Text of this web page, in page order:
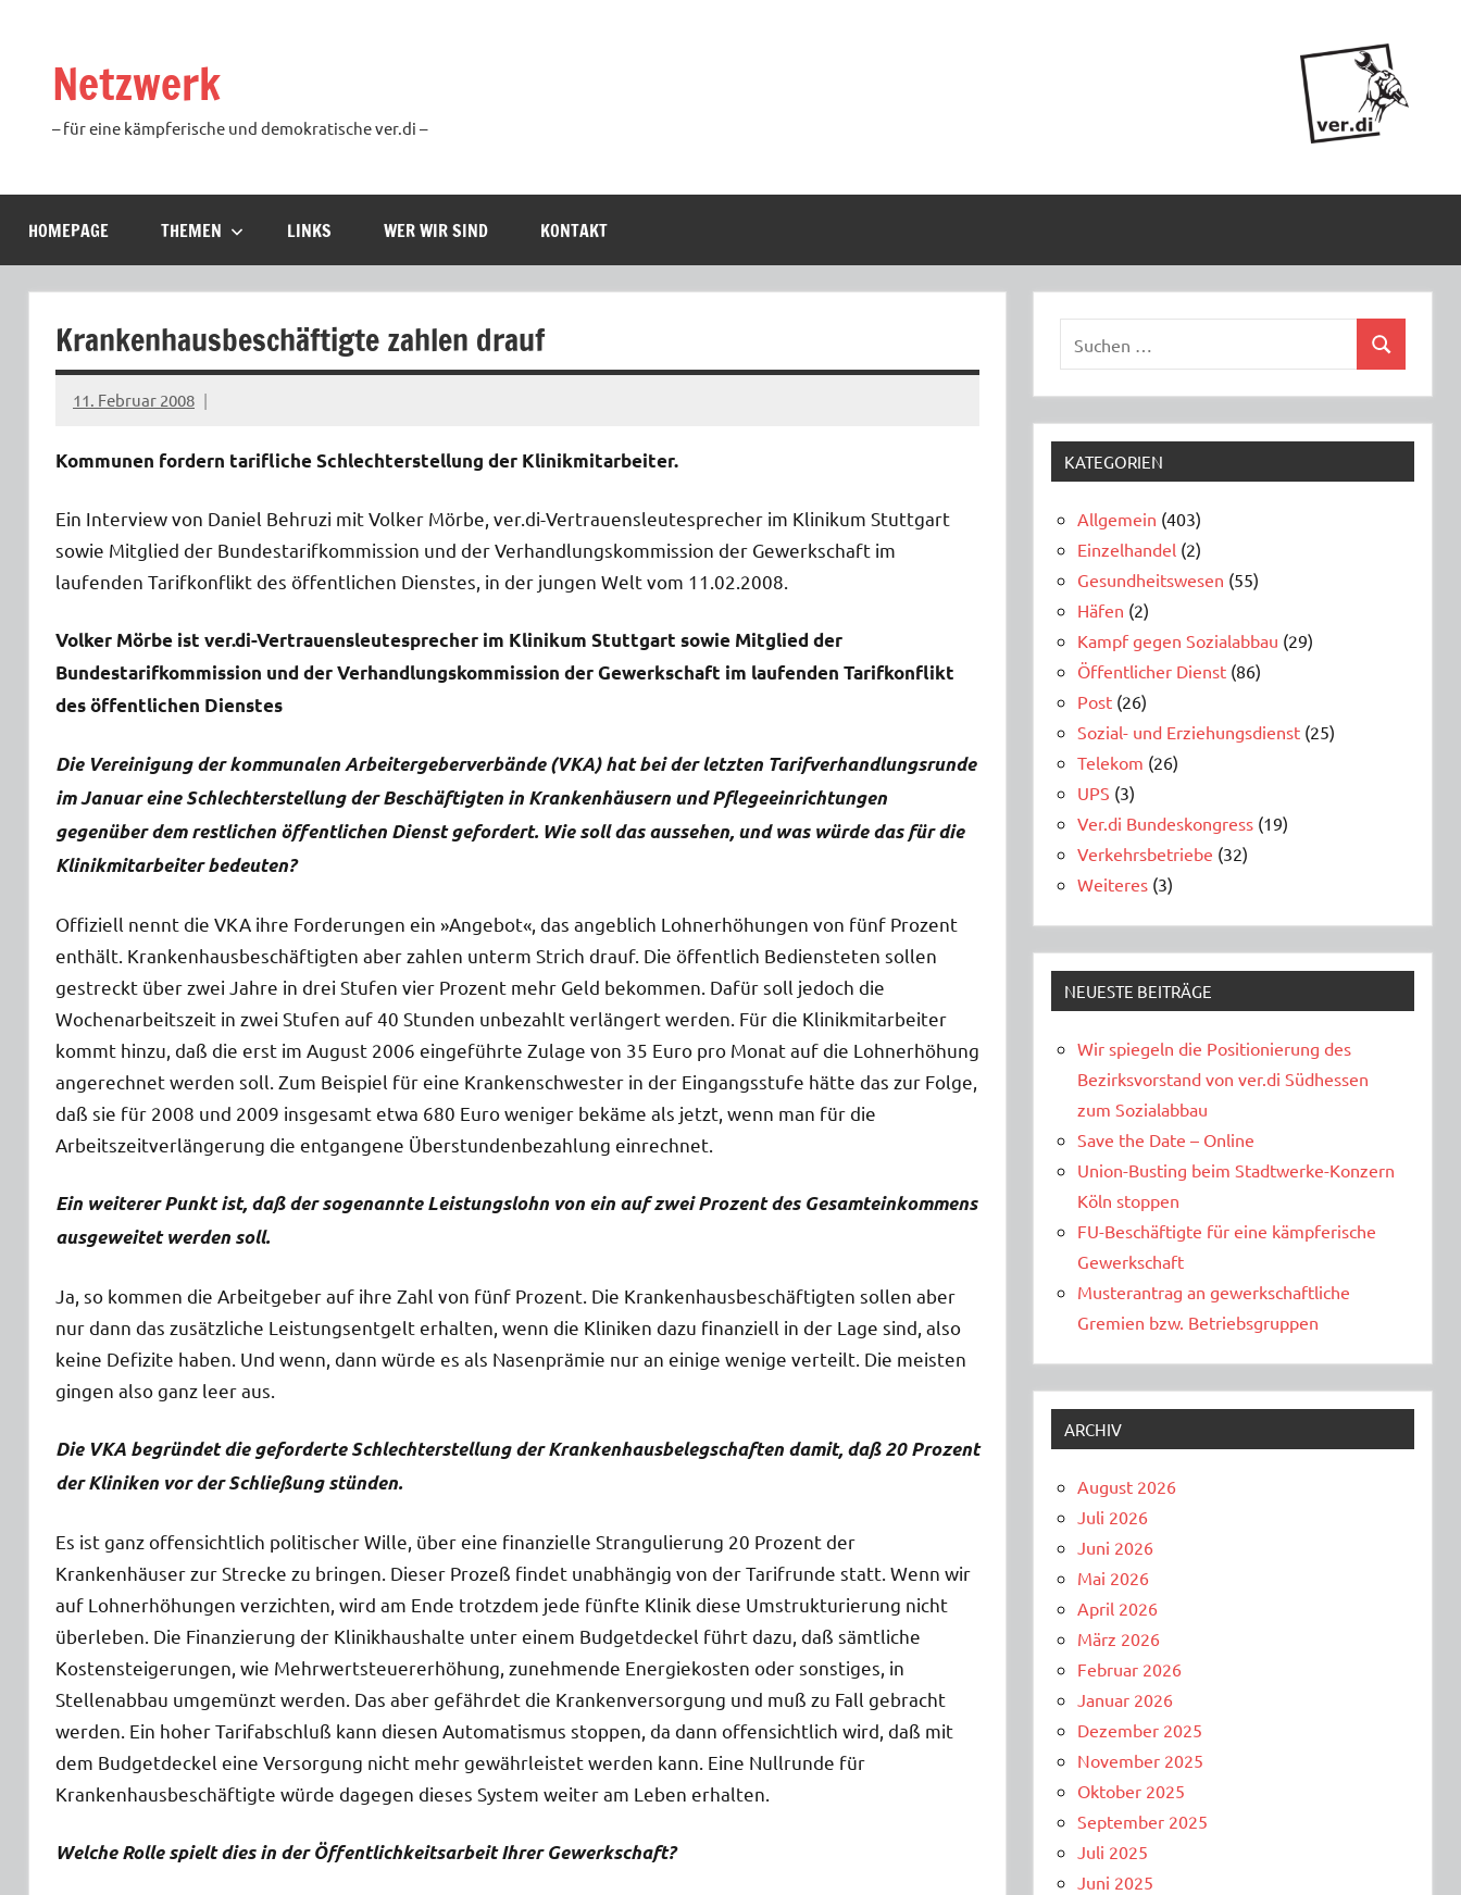
springenNetzwerk
– für eine kämpferische und demokratische ver.di –
HOMEPAGE THEMEN LINKS WER WIR SIND KONTAKT
Krankenhausbeschäftigte zahlen drauf
11. Februar 2008
Ilja
Kommunen fordern tarifliche Schlechterstellung der Klinikmitarbeiter.
Ein Interview von Daniel Behruzi mit Volker Mörbe, ver.di-Vertrauensleutesprecher im Klinikum Stuttgart
sowie Mitglied der Bundestarifkommission und der Verhandlungskommission der Gewerkschaft im
laufenden Tarifkonflikt des öffentlichen Dienstes, in der jungen Welt vom 11.02.2008.
Volker Mörbe ist ver.di-Vertrauensleutesprecher im Klinikum Stuttgart sowie Mitglied der
Bundestarifkommission und der Verhandlungskommission der Gewerkschaft im laufenden Tarifkonflikt
des öffentlichen Dienstes
Die Vereinigung der kommunalen Arbeitergeberverbände (VKA) hat bei der letzten Tarifverhandlungsrunde
im Januar eine Schlechterstellung der Beschäftigten in Krankenhäusern und Pflegeeinrichtungen
gegenüber dem restlichen öffentlichen Dienst gefordert. Wie soll das aussehen, und was würde das für die
Klinikmitarbeiter bedeuten?
Offiziell nennt die VKA ihre Forderungen ein »Angebot«, das angeblich Lohn­erhöhungen von fünf Prozent
enthält. Krankenhausbeschäftigten aber zahlen unterm Strich drauf. Die öffentlich Bediensteten sollen
gestreckt über zwei Jahre in drei Stufen vier Prozent mehr Geld bekommen. Dafür soll jedoch die
Wochenarbeitszeit in zwei Stufen auf 40 Stunden unbezahlt verlängert werden. Für die Klinikmitarbeiter
kommt hinzu, daß die erst im August 2006 eingeführte Zulage von 35 Euro pro Monat auf die Lohnerhöhung
angerechnet werden soll. Zum Beispiel für eine Krankenschwester in der Eingangsstufe hätte das zur Folge,
daß sie für 2008 und 2009 insgesamt etwa 680 Euro weniger bekäme als jetzt, wenn man für die
Arbeitszeitverlängerung die entgangene Überstundenbezahlung einrechnet.
Ein weiterer Punkt ist, daß der sogenannte Leistungslohn von ein auf zwei Prozent des Gesamteinkommens
ausgeweitet werden soll.
Ja, so kommen die Arbeitgeber auf ihre Zahl von fünf Prozent. Die Krankenhausbeschäftigten sollen aber
nur dann das zusätzliche Leistungsentgelt erhalten, wenn die Kliniken dazu finanziell in der Lage sind, also
keine Defizite haben. Und wenn, dann würde es als Nasenprämie nur an einige wenige verteilt. Die meisten
gingen also ganz leer aus.
Die VKA begründet die geforderte Schlechterstellung der Krankenhausbelegschaften damit, daß 20 Prozent
der Kliniken vor der Schließung stünden.
Es ist ganz offensichtlich politischer Wille, über eine finanzielle Strangulierung 20 Prozent der
Krankenhäuser zur Strecke zu bringen. Dieser Prozeß findet unabhängig von der Tarifrunde statt. Wenn wir
auf Lohnerhöhungen verzichten, wird am Ende trotzdem jede fünfte Klinik diese Umstrukturierung nicht
überleben. Die Finanzierung der Klinikhaushalte unter einem Budgetdeckel führt dazu, daß sämtliche
Kostensteigerungen, wie Mehrwertsteuererhöhung, zunehmende Energiekosten oder sonstiges, in
Stellenabbau umgemünzt werden. Das aber gefährdet die Krankenversorgung und muß zu Fall gebracht
werden. Ein hoher Tarifabschluß kann diesen Automatismus stoppen, da dann offensichtlich wird, daß mit
dem Budgetdeckel eine Versorgung nicht mehr gewährleistet werden kann. Eine Nullrunde für
Krankenhausbeschäftigte würde dagegen dieses System weiter am Leben erhalten.
Welche Rolle spielt dies in der Öffentlichkeitsarbeit Ihrer Gewerkschaft?
nach:
Suchen
KATEGORIEN
Allgemein (403)
Einzelhandel (2)
Gesundheitswesen (55)
Häfen (2)
Kampf gegen Sozialabbau (29)
Öffentlicher Dienst (86)
Post (26)
Sozial- und Erziehungsdienst (25)
Telekom (26)
UPS (3)
Ver.di Bundeskongress (19)
Verkehrsbetriebe (32)
Weiteres (3)
NEUESTE BEITRÄGE
Wir spiegeln die Positionierung des
Bezirksvorstand von ver.di Südhessen
zum Sozialabbau
Save the Date – Online
Union-Busting beim Stadtwerke-Konzern
Köln stoppen
FU-Beschäftigte für eine kämpferische
Gewerkschaft
Musterantrag an gewerkschaftliche
Gremien bzw. Betriebsgruppen
ARCHIV
August 2026
Juli 2026
Juni 2026
Mai 2026
April 2026
März 2026
Februar 2026
Januar 2026
Dezember 2025
November 2025
Oktober 2025
September 2025
Juli 2025
Juni 2025